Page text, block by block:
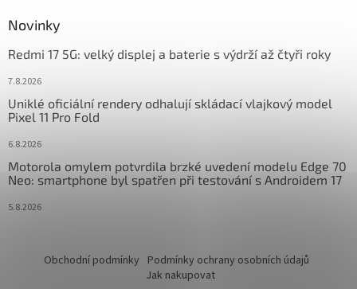
Novinky
Redmi 17 5G: velký displej a baterie s výdrží až čtyři roky
7.8.2026
Uniklé oficiální rendery odhalují skládací vlajkový model
Pixel 11 Pro Fold
6.8.2026
Motorola omylem potvrdila brzké uvedení modelu Edge 70
Neo: smartphone byl spatřen při testování s Androidem 17
5.8.2026
Obchodní podmínky Podmínky ochrany osobních údajů
Jak nakupovat